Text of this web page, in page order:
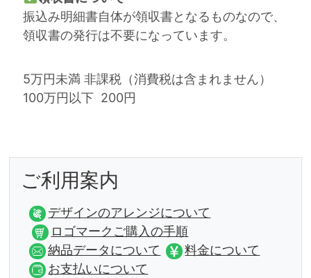
振込み明細書自体が領収書となるものなので、
領収書の発行は不要になっています。
5万円未満 非課税（消費税は含まれません）
100万円以下 200円
ご利用案内
デザインのアレンジについて
ロゴマークご購入の手順
納品データについて
料金について
お支払いについて